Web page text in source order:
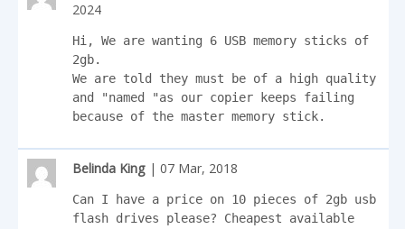
2024
Hi, We are wanting 6 USB memory sticks of
2gb.
We are told they must be of a high quality
and "named "as our copier keeps failing
because of the master memory stick.
Belinda King | 07 Mar, 2018
Can I have a price on 10 pieces of 2gb usb
flash drives please? Cheapest available